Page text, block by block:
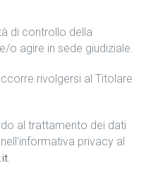
di controllo della
o agire in sede giudiziale.
rivolgersi al Titolare
al trattamento dei dati
privacy al
.